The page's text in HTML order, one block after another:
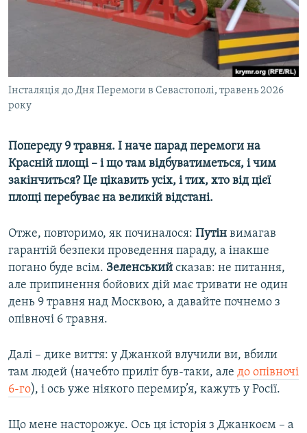
ВІДЕОУРОКИ «ELIFBE»
ІНФОГРАФІКА
ДОЛУЧАЙСЯ!
Усі сайти RFE/RL
Інсталяція до Дня Перемоги в Севастополі, травень 2026
року
Попереду 9 травня. І наче парад перемоги на
Красній площі – і що там відбуватиметься, і чим
закінчиться? Це цікавить усіх, і тих, хто від цієї
площі перебуває на великій відстані.
Отже, повторимо, як починалося: Путін вимагав
гарантій безпеки проведення параду, а інакше
погано буде всім. Зеленський сказав: не питання,
але припинення бойових дій має тривати не один
день 9 травня над Москвою, а давайте почнемо з
опівночі 6 травня.
Далі – дике виття: у Джанкой влучили ви, вбили
там людей (начебто приліт був-таки, але до опівночі
6-го), і ось уже ніякого перемир’я, кажуть у Росії.
Що мене насторожує. Ось ця історія з Джанкоєм – а